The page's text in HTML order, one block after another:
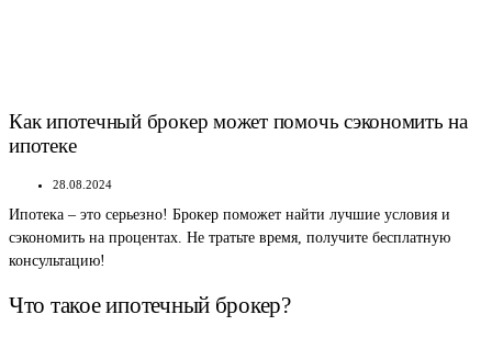
Как ипотечный брокер может помочь сэкономить на
ипотеке
28.08.2024
Ипотека – это серьезно! Брокер поможет найти лучшие условия и
сэкономить на процентах. Не тратьте время, получите бесплатную
консультацию!
Что такое ипотечный брокер?